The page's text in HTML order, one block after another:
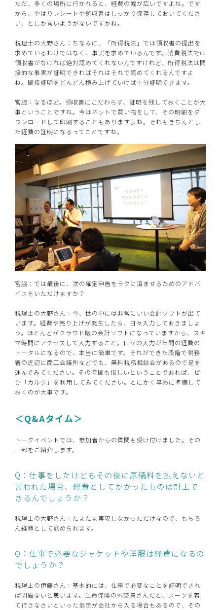
ただ、多くの場所に行かれると、経費の幅が広いですよね。です
から、やはりレシートや領収書はしっかり保存しておいてくださ
い、としか言いようがないですかね。
税理士の大野さん：ちなみに、「所得税法」では領収書の提出を
求めているわけではなく、事実を求めているんです。消費税法では
領収書がなければ絶対認めてくれないんですけれど、所得税法は間
接的な事実が証明できればそれはそれで認めてくれるんですよ
ね。間接証明をどんどん積み上げていけば十分証明できます。
宮脇：なるほど。領収書にこだわらず、証明を残しておくことが大
事ということですね。今はネットで買い物をして、その明細をダ
ウンロードして印刷することもありますよね。それもきちんとし
た経費の証明になるってことですね。
宮脇：では最後に、次の確定申告をラクに済ませるためのアドバ
イスをいただけますか？
税理士の大野さん：今、世の中には非常にいい会計ソフトが出て
います。経費や売り上げが発生したら、日々入力しておきましょ
う。ほとんどがクラウド版の会計ソフトになっていますから、スキ
マ時間にアクセスして入力すること。日々の入力が年間の経費の
トータルになるので、本当に簡単です。それができた段階で税務
署の近辺に商工会議所などでも、無料税務相談会があるので足を
運んでみてください。その時間も惜しいということであれば、ぜ
ひ「カルク」を利用してみてください。とにかく早めに準備して
おくのが大事です。
＜Q&Aタイム＞
トークイベントでは、参加者からの質問も受け付けました。その
一部をご紹介します。
Q：仕事をしたけどもその後に原稿料を払えないと
言われた場合、経費としてかかったものは計上で
きるんでしょうか？
税理士の大野さん：たまたま実現しなかっただけなので、もちろ
ん経費として認められます。
Q：仕事で必要なジャケットや洋服は経費になるの
でしょうか？
税理士の伊藤さん：基本的には、仕事で必要なことを証明できれ
ば問題ないと思います。生命保険の外交員さんだと、スーツを着
て行きなさいといった指示が会社から入る場合もあるので、その